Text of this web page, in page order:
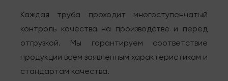
Каждая труба проходит многоступенчатый
контроль качества на производстве и перед
отгрузкой. Мы гарантируем соответствие
продукции всем заявленным характеристикам и
стандартам качества.